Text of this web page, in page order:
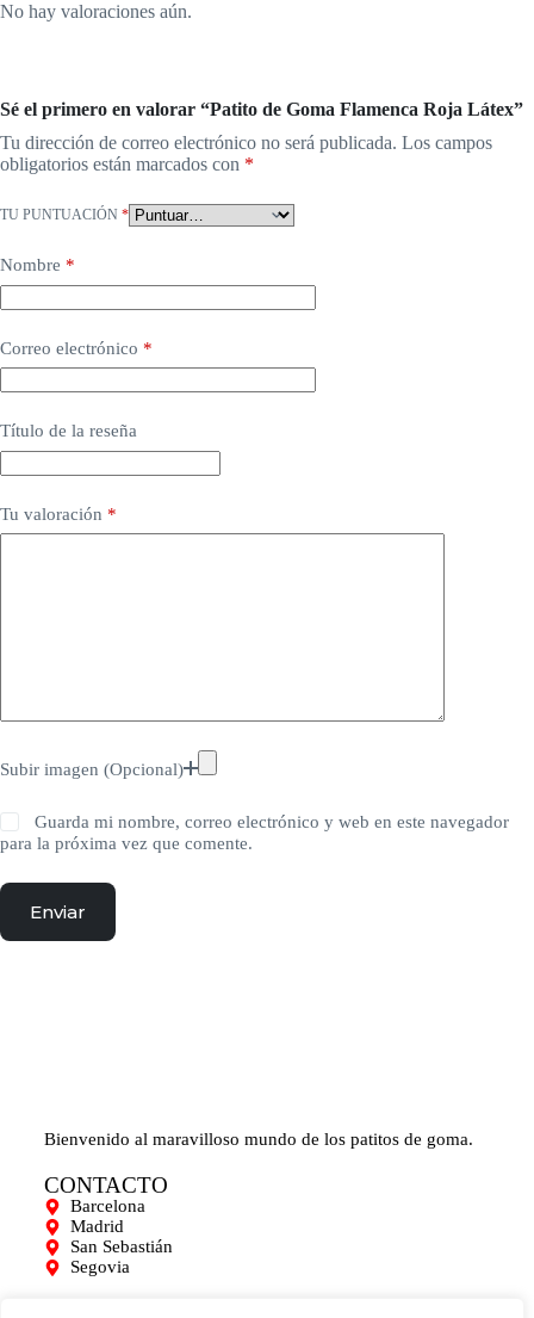
No hay valoraciones aún.
Sé el primero en valorar “Patito de Goma Flamenca Roja Látex”
Tu dirección de correo electrónico no será publicada. Los campos
obligatorios están marcados con *
TU PUNTUACIÓN *
Nombre *
Correo electrónico *
Título de la reseña
Tu valoración *
Subir imagen (Opcional)
Guarda mi nombre, correo electrónico y web en este navegador
para la próxima vez que comente.
Enviar
Bienvenido al maravilloso mundo de los patitos de goma.
CONTACTO
Barcelona
Madrid
San Sebastián
Segovia